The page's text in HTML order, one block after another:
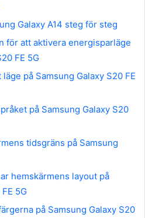
Galaxy A14 steg för steg
för att aktivera energisparläge
FE 5G
på Samsung Galaxy S20 FE
på Samsung Galaxy S20
tidsgräns på Samsung
hemskärmens layout på
5G
på Samsung Galaxy S20